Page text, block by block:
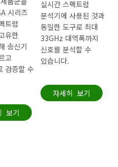
시리즈
트럼
유한
송신기
고
검증할 수
보기
실시간 스펙트럼
분석기에 사용된 것과
동일한 도구로 최대
33GHz 대역폭까지
신호를 분석할 수
있습니다.
자세히 보기